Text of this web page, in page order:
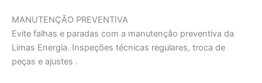
MANUTENÇÃO PREVENTIVA
Evite falhas e paradas com a manutenção preventiva da
Limas Energia. Inspeções técnicas regulares, troca de
peças e ajustes .